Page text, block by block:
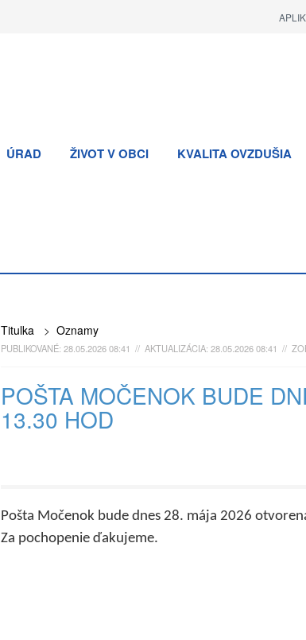
ÚRAD ŽIVOT V OBCI KVALITA OVZDUŠIA
Titulka> Oznamy
PUBLIKOVANÉ: 28.05.2026 08:41 // AKTUALIZÁCIA: 28.05.2026 08:41 //
POŠTA MOČENOK BUDE
13.30 HOD
Pošta Močenok bude dnes 28. mája 2026
Za pochopenie ďakujeme.